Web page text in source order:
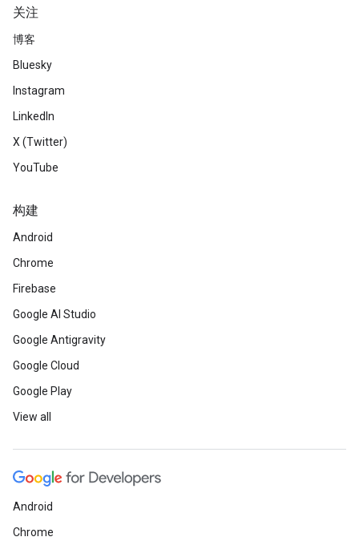
关注
博客
Bluesky
Instagram
LinkedIn
X (Twitter)
YouTube
构建
Android
Chrome
Firebase
Google AI Studio
Google Antigravity
Google Cloud
Google Play
View all
Android
Chrome